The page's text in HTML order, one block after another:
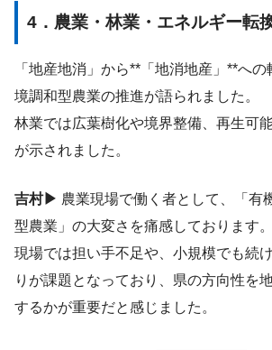
4．農業・林業・エネルギー転
「地産地消」から**「地消地産」**へ
境調和型農業の推進が語られました。
林業では広葉樹化や境界整備、再生可
が示されました。
吉村▶ 農業現場で働く者として、「有
型農業」の大変さを痛感しております。
現場では担い手不足や、小規模でも続
りが課題となっており、県の方向性を
するかが重要だと感じました。